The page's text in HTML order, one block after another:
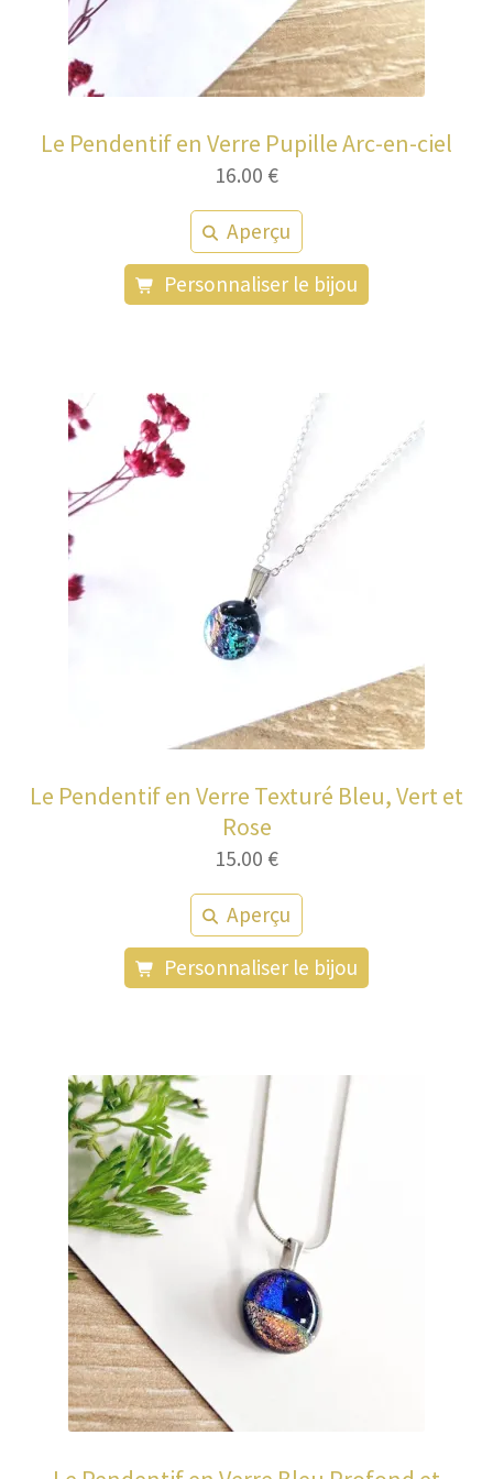
Le Pendentif en Verre Pupille Arc-en-ciel
16.00 €
Aperçu
Personnaliser le bijou
Le Pendentif en Verre Texturé Bleu, Vert et
Rose
15.00 €
Aperçu
Personnaliser le bijou